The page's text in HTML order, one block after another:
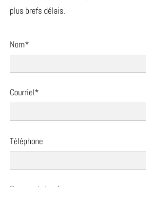
plus brefs délais.
Nom*
Courriel*
Téléphone
Commentaires*